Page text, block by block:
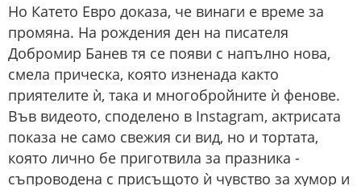
Но Катето Евро доказа, че винаги е време за
промяна. На рождения ден на писателя
Добромир Банев тя се появи с напълно нова,
смела прическа, която изненада както
приятелите ѝ, така и многобройните ѝ фенове.
Във видеото, споделено в Instagram, актрисата
показа не само свежия си вид, но и тортата,
която лично бе приготвила за празника -
съпроводена с присъщото ѝ чувство за хумор и